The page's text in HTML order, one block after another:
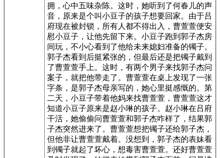
拥，心中五味杂陈。这时，她听到了何春儿的声
音，原来是个叫小豆子的孩子想要回家。由于吕
府现在被封锁，所有人都不得出入，曹萱萱便安
慰小豆子，让他先留下来。小豆子跑到郭子杰房
间玩，不小心看到了他给未来媳妇准备的镯子。
郭子杰看到后挺紧张的，但最后还是把镯子戴到
了曹萱萱手上。这时，有两个男子来找郭子杰问
案子，就把他带走了。曹萱萱在桌上发现了一张
字条，是郭子杰母亲写的，她心里挺感慨的。第
二天，小豆子带着他妈来找曹萱萱，曹萱萱这才
知道小豆子原来是赵小琳的孩子。赵小琳在吕府
干活，她偷偷问曹萱萱和郭子杰咋样了，结果郭
子杰突然进来了。曹萱萱想把镯子还给郭子杰，
但他非让曹萱萱戴着。没想到，郭子杰的表妹看
到镯子就起了坏心，想毒害曹萱萱。还好曹萱萱